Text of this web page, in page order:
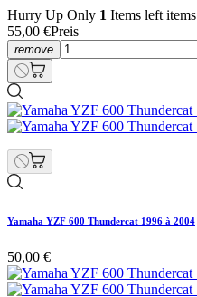
Hurry Up Only 1 Items left items
55,00 €Preis
remove
Yamaha YZF 600 Thundercat 1996 à 2004
50,00 €